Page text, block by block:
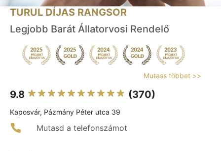
TURUL DÍJAS RANGSOR
Legjobb Barát Állatorvosi Rendelő
Mutass többet >>
9.8 (370)
Kaposvár, Pázmány Péter utca 39
Mutasd a telefonszámot